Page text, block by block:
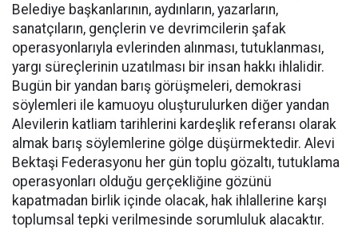
Belediye başkanlarının, aydınların, yazarların,
sanatçıların, gençlerin ve devrimcilerin şafak
operasyonlarıyla evlerinden alınması, tutuklanması,
yargı süreçlerinin uzatılması bir insan hakkı ihlalidir.
Bugün bir yandan barış görüşmeleri, demokrasi
söylemleri ile kamuoyu oluşturulurken diğer yandan
Alevilerin katliam tarihlerini kardeşlik referansı olarak
almak barış söylemlerine gölge düşürmektedir. Alevi
Bektaşi Federasyonu her gün toplu gözaltı, tutuklama
operasyonları olduğu gerçekliğine gözünü
kapatmadan birlik içinde olacak, hak ihlallerine karşı
toplumsal tepki verilmesinde sorumluluk alacaktır.